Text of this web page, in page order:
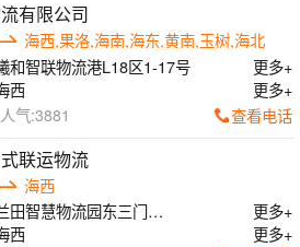
有限公司
海西,果洛,海南,海东,黄南,玉树,海北
和智联物流港L18区1-17号
更多+
西 更多+
人气:3881 查看电话
联运物流
海西
田智慧物流园东三门
更多+
西 更多+